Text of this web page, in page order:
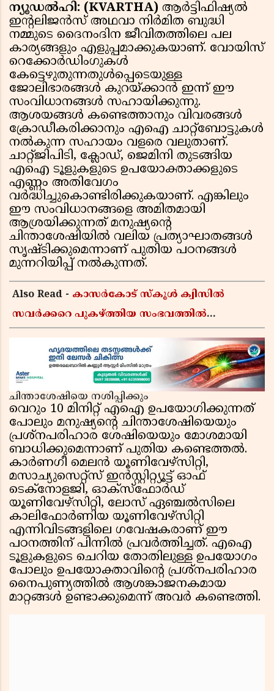
ന്യൂഡൽഹി: (KVARTHA) ആർട്ടിഫിഷ്യൽ
ഇന്റലിജൻസ് അഥവാ നിർമിത ബുദ്ധി
നമ്മുടെ ദൈനംദിന ജീവിതത്തിലെ പല
കാര്യങ്ങളും എളുപ്പമാക്കുകയാണ്. വോയിസ്
റെക്കോർഡിംഗുകൾ
കേട്ടെഴുതുന്നതുൾപ്പെടെയുള്ള
ജോലിഭാരങ്ങൾ കുറയ്ക്കാൻ ഇന്ന് ഈ
സംവിധാനങ്ങൾ സഹായിക്കുന്നു.
ആശയങ്ങൾ കണ്ടെത്താനും വിവരങ്ങൾ
ക്രോഡീകരിക്കാനും എഐ ചാറ്റ്ബോട്ടുകൾ
നൽകുന്ന സഹായം വളരെ വലുതാണ്.
ചാറ്റ്ജിപിടി, ക്ലോഡ്, ജെമിനി തുടങ്ങിയ
എഐ ടൂളുകളുടെ ഉപയോക്താക്കളുടെ
എണ്ണം അതിവേഗം
വർദ്ധിച്ചുകൊണ്ടിരിക്കുകയാണ്. എങ്കിലും
ഈ സംവിധാനങ്ങളെ അമിതമായി
ആശ്രയിക്കുന്നത് മനുഷ്യന്റെ
ചിന്താശേഷിയിൽ വലിയ പ്രത്യാഘാതങ്ങൾ
സൃഷ്ടിക്കുമെന്നാണ് പുതിയ പഠനങ്ങൾ
മുന്നറിയിപ്പ് നൽകുന്നത്.
Also Read - കാസർകോട് സ്കൂൾ ക്വിസിൽ
സവർക്കറെ പുകഴ്ത്തിയ സംഭവത്തിൽ
പദ്ധതിയിലും പ്രതികരണം
ചിന്താശേഷിയെ നശിപ്പിക്കും
വെറും 10 മിനിറ്റ് എഐ ഉപയോഗിക്കുന്നത്
പോലും മനുഷ്യന്റെ ചിന്താശേഷിയെയും
പ്രശ്നപരിഹാര ശേഷിയെയും മോശമായി
ബാധിക്കുമെന്നാണ് പുതിയ കണ്ടെത്തൽ.
കാർണഗീ മെലൻ യൂണിവേഴ്സിറ്റി,
മസാച്യുസെറ്റ്സ് ഇൻസ്റ്റിറ്റ്യൂട്ട് ഓഫ്
ടെക്നോളജി, ഓക്സ്ഫോർഡ്
യൂണിവേഴ്സിറ്റി, ലോസ് ഏഞ്ചൽസിലെ
കാലിഫോർണിയ യൂണിവേഴ്സിറ്റി
എന്നിവിടങ്ങളിലെ ഗവേഷകരാണ് ഈ
പഠനത്തിന് പിന്നിൽ പ്രവർത്തിച്ചത്. എഐ
ടൂളുകളുടെ ചെറിയ തോതിലുള്ള ഉപയോഗം
പോലും ഉപയോക്താവിന്റെ പ്രശ്നപരിഹാര
നൈപുണ്യത്തിൽ ആശങ്കാജനകമായ
മാറ്റങ്ങൾ ഉണ്ടാക്കുമെന്ന് അവർ കണ്ടെത്തി.